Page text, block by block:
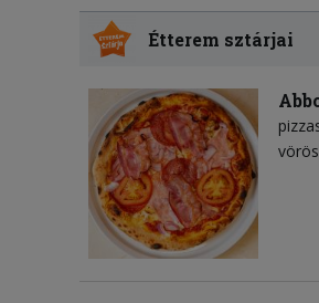
Étterem sztárjai